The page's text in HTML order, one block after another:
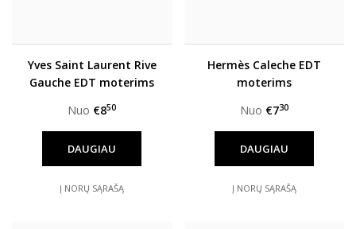
Yves Saint Laurent Rive
Gauche EDT moterims
Nuo €850
DAUGIAU
Į NORŲ SĄRAŠĄ
Hermès Caleche EDT
moterims
Nuo €730
DAUGIAU
Į NORŲ SĄRAŠĄ